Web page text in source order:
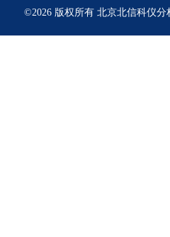
©2026 版权所有 北京北信科仪